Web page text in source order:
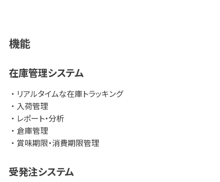
②3つのプランと50種類以上の機能で、自社に合った運用フ
ローを実現
ステムが見つからない」というお悩み。
TS-BASE 受発注では3つの基本プランを提供し、「受注業務
の改善」「倉庫・在庫管理の改善」「受注～出荷までの一連業
務の改善」などお客様の業務課題に合わせてプランをご提案
しています。
さらにそれに加えて特徴的なのが、それぞれのプランに合わ
せて選べる50種類以上の設定・機能です。
にシステムの導入を実現
機能
在庫管理システム
リアルタイムな在庫トラッキング
入荷管理
レポート・分析
倉庫管理
賞味期限・消費期限管理
受発注システム